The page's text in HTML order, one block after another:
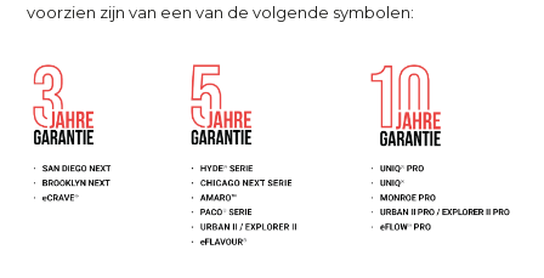
voorzien zijn van een van de volgende symbolen: